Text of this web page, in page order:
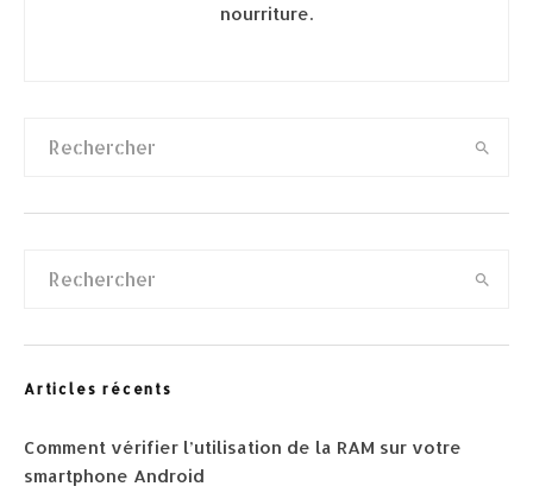
nourriture.
Articles récents
Comment vérifier l’utilisation de la RAM sur votre
smartphone Android